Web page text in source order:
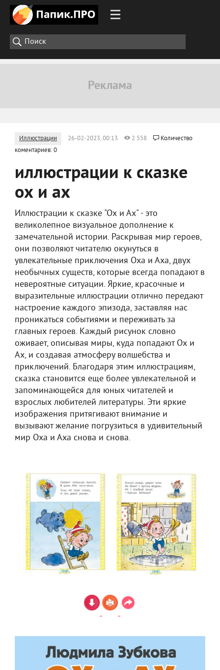
Иллюстрации 26-02-2023, 00:13 2 558
Количество
коментариев: 0
иллюстрации к сказке
ох и ах
Иллюстрации к сказке "Ох и Ах" - это
великолепное визуальное дополнение к
замечательной истории. Раскрывая мир героев,
они позволяют читателю окунуться в
увлекательные приключения Оха и Аха, двух
необычных существ, которые всегда попадают в
невероятные ситуации. Яркие, красочные и
выразительные иллюстрации отлично передают
настроение каждого эпизода, заставляя нас
проникаться событиями и переживать за
главных героев. Каждый рисунок словно
оживает, описывая миры, куда попадают Ох и
Ах, и создавая атмосферу волшебства и
приключений. Благодаря этим иллюстрациям,
сказка становится еще более увлекательной и
запоминающейся для юных читателей и
взрослых любителей литературы. Эти яркие
изображения притягивают внимание и
вызывают желание погрузиться в удивительный
мир Оха и Аха снова и снова.